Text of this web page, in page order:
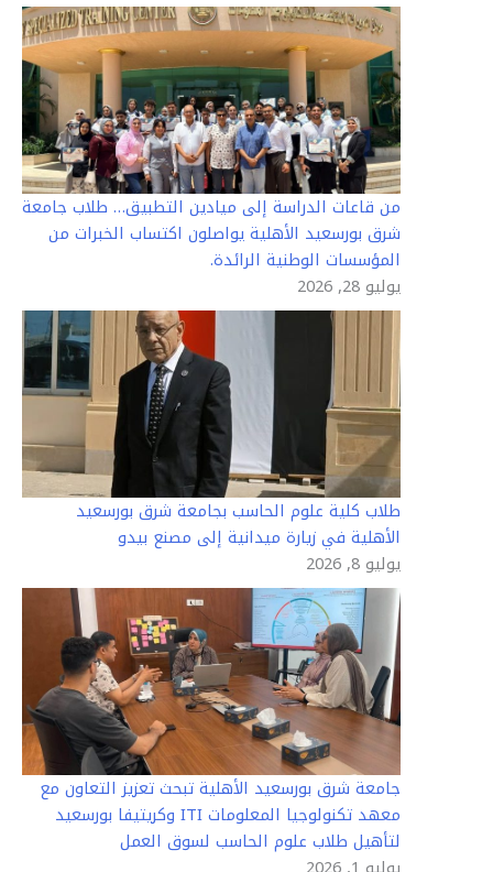
من قاعات الدراسة إلى ميادين التطبيق… طلاب جامعة
شرق بورسعيد الأهلية يواصلون اكتساب الخبرات من
المؤسسات الوطنية الرائدة.
يوليو 28, 2026
طلاب كلية علوم الحاسب بجامعة شرق بورسعيد
الأهلية في زيارة ميدانية إلى مصنع بيدو
يوليو 8, 2026
جامعة شرق بورسعيد الأهلية تبحث تعزيز التعاون مع
معهد تكنولوجيا المعلومات ITI وكريتيفا بورسعيد
لتأهيل طلاب علوم الحاسب لسوق العمل